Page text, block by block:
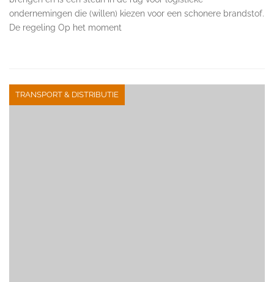
ondernemingen die (willen) kiezen voor een schonere brandstof.
De regeling Op het moment
TRANSPORT & DISTRIBUTIE